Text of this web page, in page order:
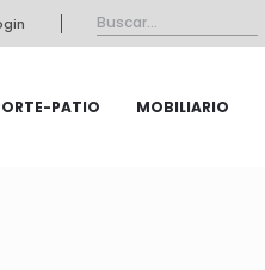
PATIO MOBILIARIO